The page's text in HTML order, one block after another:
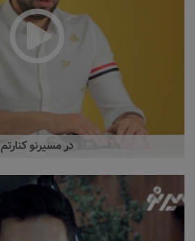
در مسیرنو کنارتم